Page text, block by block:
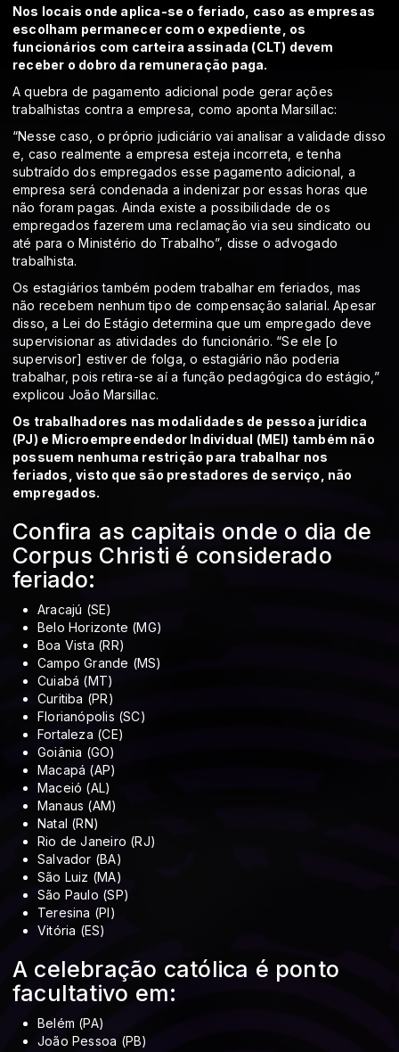
Nos locais onde aplica-se o feriado, caso as empresas
escolham permanecer com o expediente, os
funcionários com carteira assinada (CLT) devem
receber o dobro da remuneração paga.
A quebra de pagamento adicional pode gerar ações
trabalhistas contra a empresa, como aponta Marsillac:
“Nesse caso, o próprio judiciário vai analisar a validade disso
e, caso realmente a empresa esteja incorreta, e tenha
subtraído dos empregados esse pagamento adicional, a
empresa será condenada a indenizar por essas horas que
não foram pagas. Ainda existe a possibilidade de os
empregados fazerem uma reclamação via seu sindicato ou
até para o Ministério do Trabalho”, disse o advogado
trabalhista.
Os estagiários também podem trabalhar em feriados, mas
não recebem nenhum tipo de compensação salarial. Apesar
disso, a Lei do Estágio determina que um empregado deve
supervisionar as atividades do funcionário. “Se ele [o
supervisor] estiver de folga, o estagiário não poderia
trabalhar, pois retira-se aí a função pedagógica do estágio,”
explicou João Marsillac.
Os trabalhadores nas modalidades de pessoa jurídica
(PJ) e Microempreendedor Individual (MEI) também não
possuem nenhuma restrição para trabalhar nos
feriados, visto que são prestadores de serviço, não
empregados.
Confira as capitais onde o dia de
Corpus Christi é considerado
feriado:
Aracajú (SE)
Belo Horizonte (MG)
Boa Vista (RR)
Campo Grande (MS)
Cuiabá (MT)
Curitiba (PR)
Florianópolis (SC)
Fortaleza (CE)
Goiânia (GO)
Macapá (AP)
Maceió (AL)
Manaus (AM)
Natal (RN)
Rio de Janeiro (RJ)
Salvador (BA)
São Luiz (MA)
São Paulo (SP)
Teresina (PI)
Vitória (ES)
A celebração católica é ponto
facultativo em:
Belém (PA)
João Pessoa (PB)